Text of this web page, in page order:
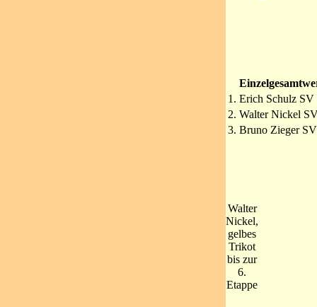
1. Erich Schulz SV
2. Walter Nickel
3. Bruno Zieger
Walter
Nickel,
gelbes
Trikot
bis zur
6.
Etappe